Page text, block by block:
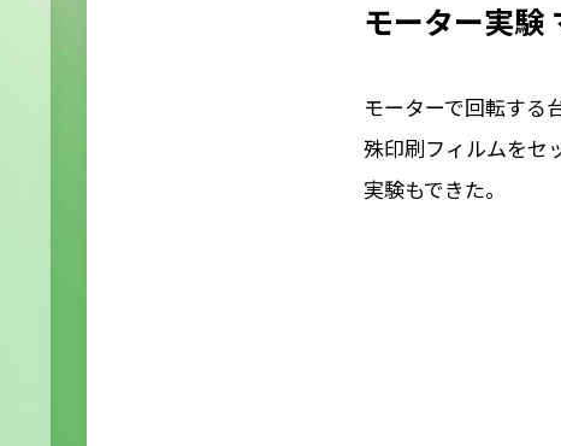
モーター実験
モーターで回転する
殊印刷フィルムをセ
実験もできた。